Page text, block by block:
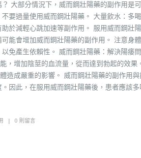
大部分情況下，威而鋼壯陽藥的副作用是
要過量使用威而鋼壯陽藥。 大量飲水：多
於減輕心跳加速等副作用。 服用威而鋼壯
能會增加威而鋼壯陽藥的副作用。 注意身
免產生依賴性。 威而鋼壯陽藥：解決陽痿
，增加陰莖的血流量，從而達到勃起的效果
造成嚴重的影響。 威而鋼壯陽藥的副作用
因此，在服用威而鋼壯陽藥後，患者應該
0 則留言